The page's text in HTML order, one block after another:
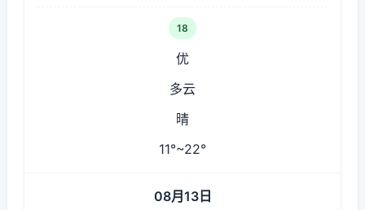
18
优
多云
晴
11°~22°
08月13日